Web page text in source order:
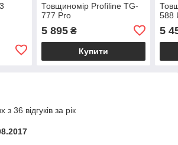
Товщиномір Profiline ТG-
777 Pro
5 895₴
Купити
588
5
36 відгуків за рік